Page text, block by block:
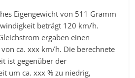
Eigengewicht von 511 Gramm
beträgt 120 km/h.
ergaben einen
ca. xxx km/h. Die berechnete
ist gegenüber der
um ca. xxx % zu niedrig,